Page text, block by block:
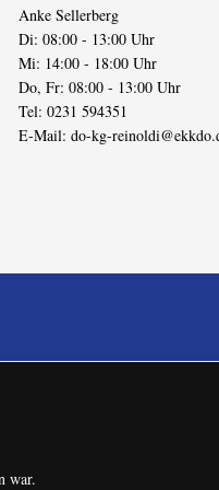
Anke Sellerberg
Di: 08:00 - 13:00 Uhr
Mi: 14:00 - 18:00 Uhr
Do, Fr: 08:00 - 13:00 Uhr
Tel: 0231 594351
E-Mail: do-kg-
war.